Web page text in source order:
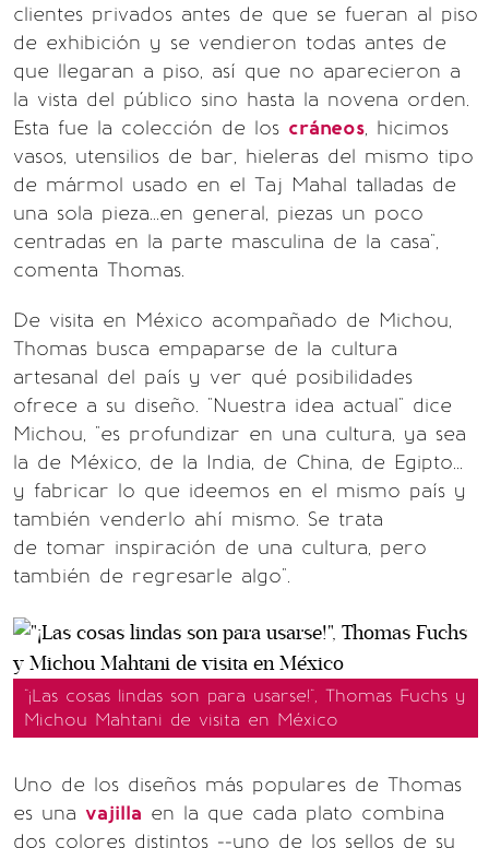
clientes privados antes de que se fueran al piso
de exhibición y se vendieron todas antes de
que llegaran a piso, así que no aparecieron a
la vista del público sino hasta la novena orden.
Esta fue la colección de los cráneos, hicimos
vasos, utensilios de bar, hieleras del mismo tipo
de mármol usado en el Taj Mahal talladas de
una sola pieza...en general, piezas un poco
centradas en la parte masculina de la casa",
comenta Thomas.
De visita en México acompañado de Michou,
Thomas busca empaparse de la cultura
artesanal del país y ver qué posibilidades
ofrece a su diseño. "Nuestra idea actual" dice
Michou, "es profundizar en una cultura, ya sea
la de México, de la India, de China, de Egipto...
y fabricar lo que ideemos en el mismo país y
también venderlo ahí mismo. Se trata
de tomar inspiración de una cultura, pero
también de regresarle algo".
"¡Las cosas lindas son para usarse!", Thomas Fuchs y
Michou Mahtani de visita en México
Uno de los diseños más populares de Thomas
es una vajilla en la que cada plato combina
dos colores distintos --uno de los sellos de su